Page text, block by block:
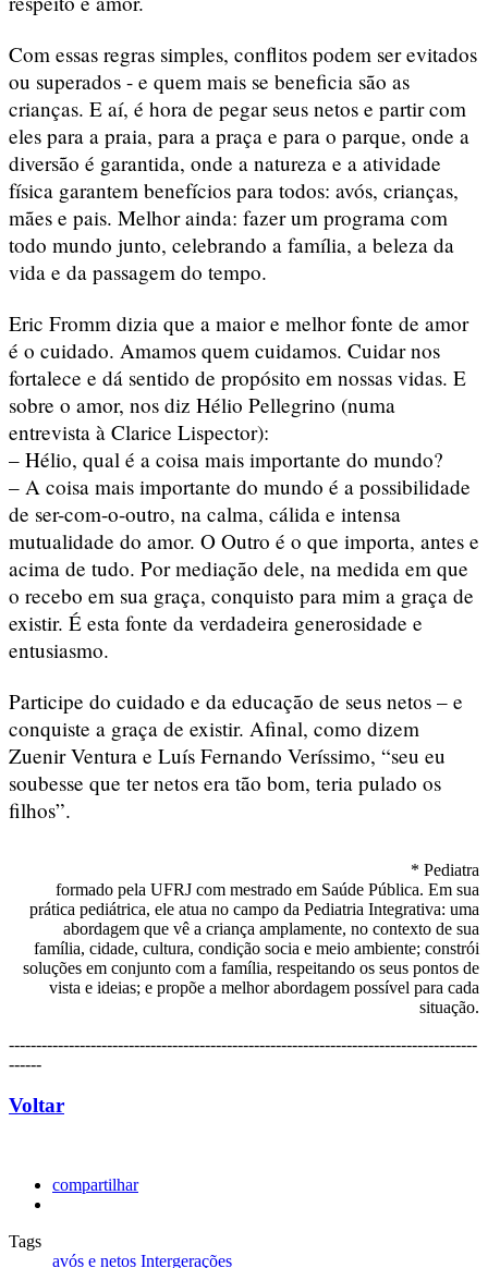
Com essas regras simples, conflitos podem ser evitados
ou superados - e quem mais se beneficia são as
crianças. E aí, é hora de pegar seus netos e partir com
eles para a praia, para a praça e para o parque, onde a
diversão é garantida, onde a natureza e a atividade
física garantem benefícios para todos: avós, crianças,
mães e pais. Melhor ainda: fazer um programa com
todo mundo junto, celebrando a família, a beleza da
vida e da passagem do tempo.
Eric Fromm dizia que a maior e melhor fonte de amor
é o cuidado. Amamos quem cuidamos. Cuidar nos
fortalece e dá sentido de propósito em nossas vidas. E
sobre o amor, nos diz Hélio Pellegrino (numa
entrevista à Clarice Lispector):
– Hélio, qual é a coisa mais importante do mundo?
– A coisa mais importante do mundo é a possibilidade
de ser-com-o-outro, na calma, cálida e intensa
mutualidade do amor. O Outro é o que importa, antes e
acima de tudo. Por mediação dele, na medida em que
o recebo em sua graça, conquisto para mim a graça de
existir. É esta fonte da verdadeira generosidade e
entusiasmo.
Participe do cuidado e da educação de seus netos – e
conquiste a graça de existir. Afinal, como dizem
Zuenir Ventura e Luís Fernando Veríssimo, “seu eu
soubesse que ter netos era tão bom, teria pulado os
filhos”.
* Pediatra
formado pela UFRJ com mestrado em Saúde Pública. Em sua
prática pediátrica, ele atua no campo da Pediatria Integrativa: uma
abordagem que vê a criança amplamente, no contexto de sua
família, cidade, cultura, condição socia e meio ambiente; constrói
soluções em conjunto com a família, respeitando os seus pontos de
vista e ideias; e propõe a melhor abordagem possível para cada
situação.
--------------------------------------------------------------------------------------
------
Voltar
compartilhar
Tags
avós e netos Intergerações